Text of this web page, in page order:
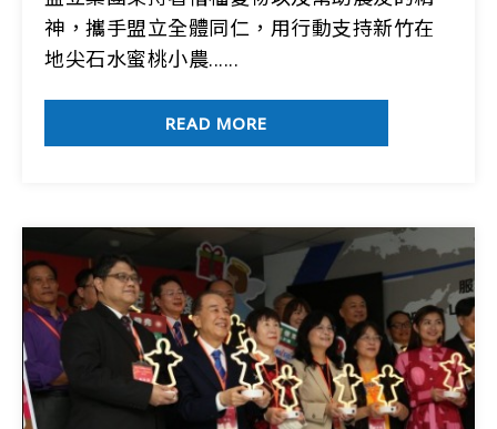
神，攜手盟立全體同仁，用行動支持新竹在
地尖石水蜜桃小農......
READ MORE